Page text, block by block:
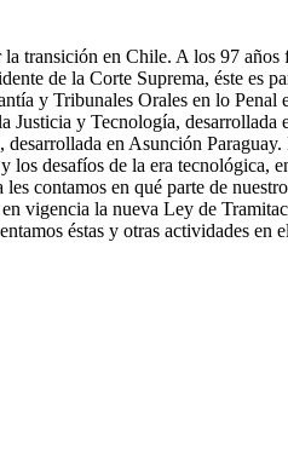
transición en Chile. A los 97
de la Corte Suprema, éste es
y Tribunales Orales en lo Penal
y Tecnología,
en Asunción Paraguay.
desafíos de la era tecnológica,
contamos en qué parte de
vigencia la nueva Ley de
éstas y otras actividades en